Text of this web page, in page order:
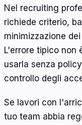
Nel recruiting
richiede criterio,
minimizzazione
L'errore tipico non
usarla senza
controllo degli
Se lavori con
tuo team abbia